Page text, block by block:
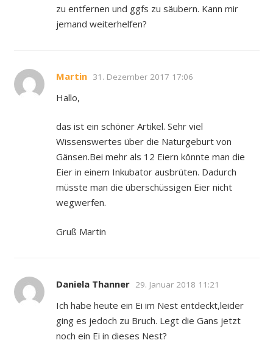
zu entfernen und ggfs zu säubern. Kann mir
jemand weiterhelfen?
Martin 31. Dezember 2017 17:06
Hallo,
das ist ein schöner Artikel. Sehr viel
Wissenswertes über die Naturgeburt von
Gänsen.Bei mehr als 12 Eiern könnte man die
Eier in einem Inkubator ausbrüten. Dadurch
müsste man die überschüssigen Eier nicht
wegwerfen.
Gruß Martin
Daniela Thanner 29. Januar 2018 11:21
Ich habe heute ein Ei im Nest entdeckt,leider
ging es jedoch zu Bruch. Legt die Gans jetzt
noch ein Ei in dieses Nest?